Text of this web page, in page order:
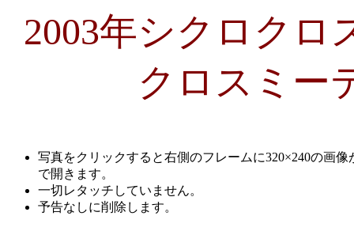
2003年シクロクロ
クロスミー
写真をクリックすると右側のフレームに320×240の画
で開きます。
一切レタッチしていません。
予告なしに削除します。